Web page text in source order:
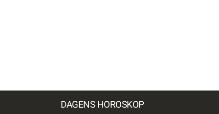
DAGENS HOROSKOP